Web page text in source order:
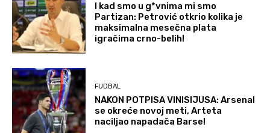
I kad smo u g*vnima mi smo
Partizan: Petrović otkrio kolika je
maksimalna mesečna plata
igračima crno-belih!
FUDBAL
NAKON POTPISA VINISIJUSA: Arsenal
se okreće novoj meti, Arteta
naciljao napadača Barse!